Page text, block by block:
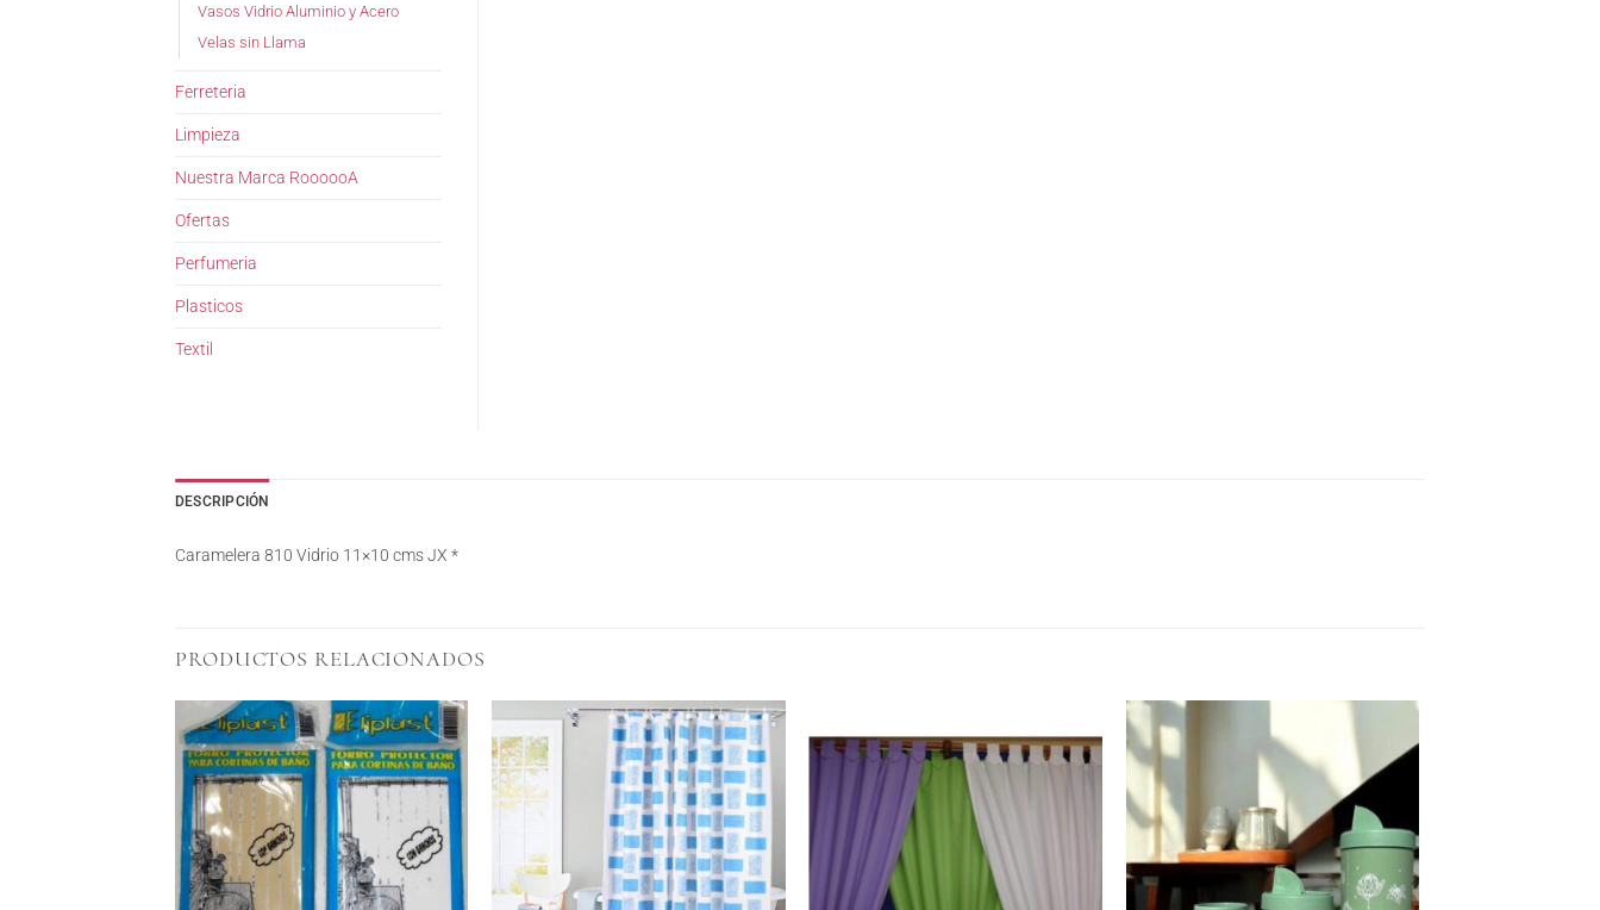
Vasos Vidrio Aluminio y Acero
Velas sin Llama
Ferreteria
Limpieza
Nuestra Marca RoooooA
Ofertas
Perfumeria
Plasticos
Textil
DESCRIPCIÓN
Caramelera 810 Vidrio 11×10 cms JX *
PRODUCTOS RELACIONADOS